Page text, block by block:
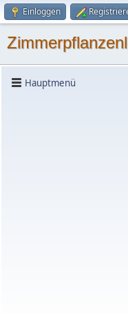
Einloggen
Hauptmenü